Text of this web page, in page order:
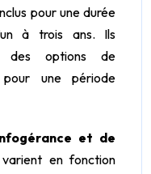
pour une durée
à trois ans. Ils
des options de
pour une période
et de
varient en fonction